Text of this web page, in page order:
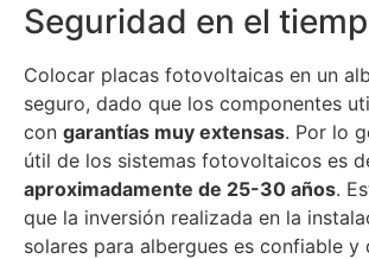
Seguridad en el
Colocar placas fotovoltaicas en un
seguro, dado que los componentes
con garantías muy extensas. Por lo
útil de los sistemas fotovoltaicos es
aproximadamente de 25-30 años.
que la inversión realizada en la
solares para albergues es confiable y